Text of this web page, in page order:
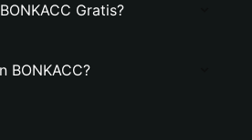
Gratis?
BONKACC?